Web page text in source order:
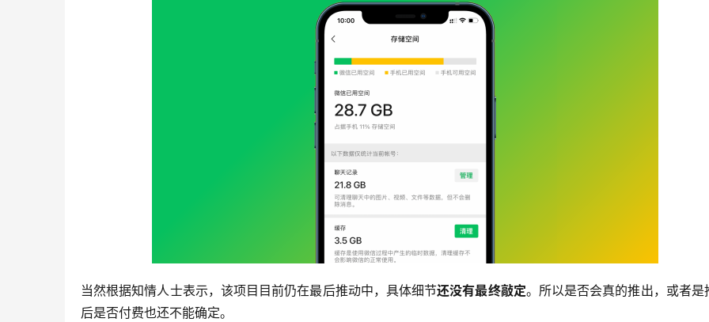
当然根据知情人士表示，该项目目前仍在最后推动中，具体细节还没有最终敲定。所以是否会真的推出，或者是
后是否付费也还不能确定。